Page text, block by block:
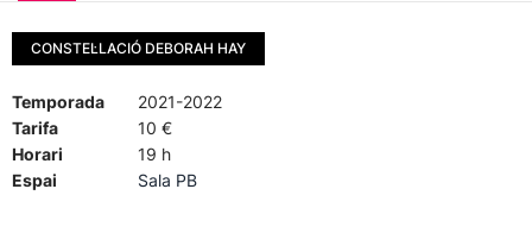
CONSTEL·LACIÓ DEBORAH HAY
Temporada
2021-2022
Tarifa
10 €
Horari
19 h
Espai
Sala PB